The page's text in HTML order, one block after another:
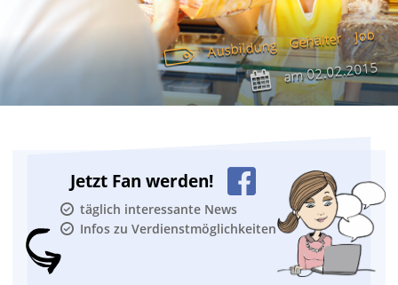
Ausbildung Gehälter Job
am02.02.2015
Jetzt Fan werden!
täglich interessante News
Infos zu Verdienstmöglichkeiten